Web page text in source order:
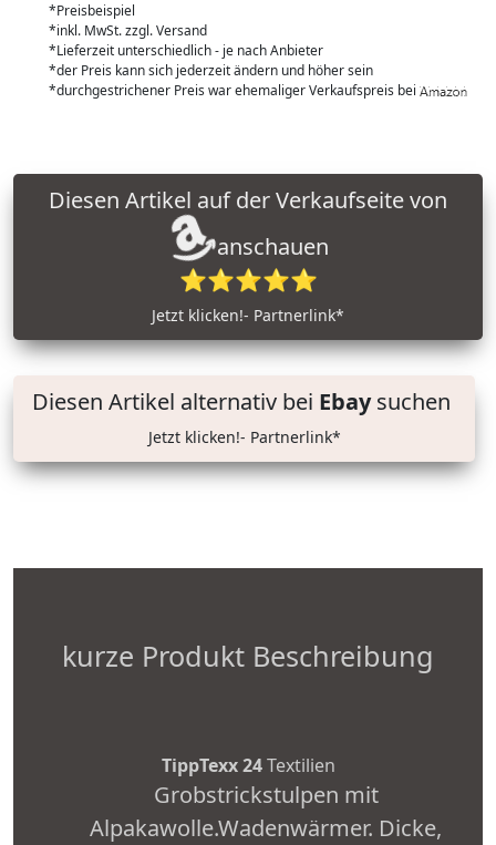
*Preisbeispiel
*inkl. MwSt. zzgl. Versand
*Lieferzeit unterschiedlich - je nach Anbieter
*der Preis kann sich jederzeit ändern und höher sein
*durchgestrichener Preis war ehemaliger Verkaufspreis bei
anschauen
⭐⭐⭐⭐⭐
Jetzt klicken!- Partnerlink*
Diesen Artikel alternativ bei Ebaysuchen
Jetzt klicken!- Partnerlink*
kurze Produkt Beschreibung
TippTexx 24Textilien
Grobstrickstulpen mit
Alpakawolle.Wadenwärmer. Dicke,